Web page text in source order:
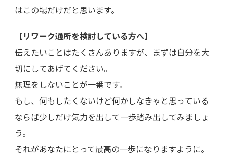
はこの場だけだと思います。
【リワーク通所を検討している方へ】
伝えたいことはたくさんありますが、まずは自分を大
切にしてあげてください。
無理をしないことが一番です。
もし、何もしたくないけど何かしなきゃと思っている
ならば少しだけ気力を出して一歩踏み出してみましょ
う。
それがあなたにとって最高の一歩になりますように。